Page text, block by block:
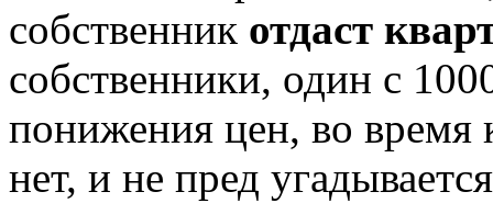
собственник отдаст
собственники, один с
понижения цен, во время
нет, и не пред